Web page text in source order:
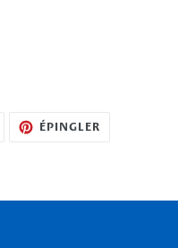
TWEETERÉPINGLER